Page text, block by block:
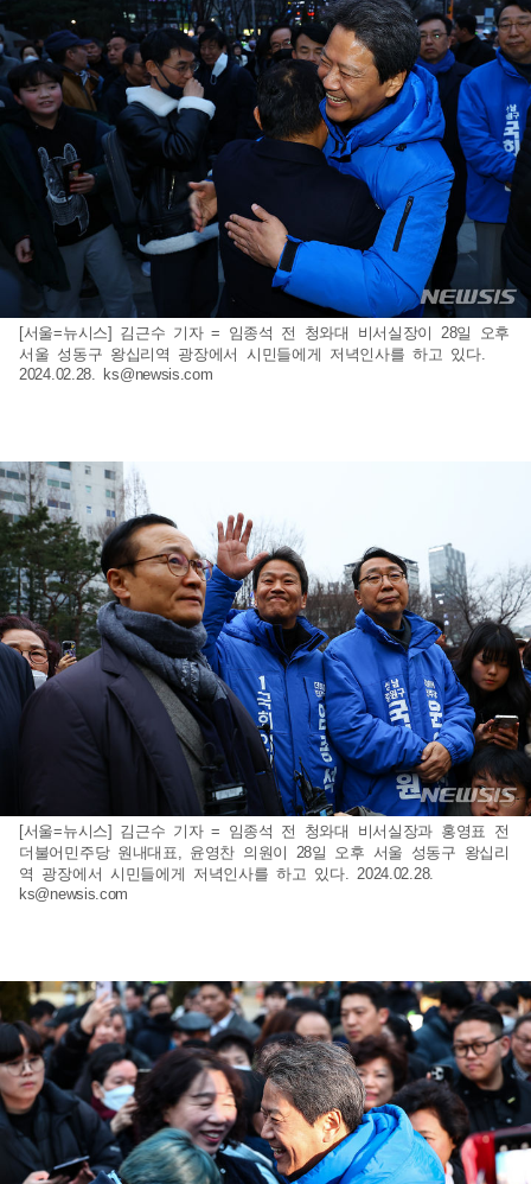
[서울=뉴시스] 김근수 기자 = 임종석 전 청와대 비서실장이 28일 오후
서울 성동구 왕십리역 광장에서 시민들에게 저녁인사를 하고 있다.
2024.02.28. ks@newsis.com
[서울=뉴시스] 김근수 기자 = 임종석 전 청와대 비서실장과 홍영표 전
더불어민주당 원내대표, 윤영찬 의원이 28일 오후 서울 성동구 왕십리
역 광장에서 시민들에게 저녁인사를 하고 있다. 2024.02.28.
ks@newsis.com